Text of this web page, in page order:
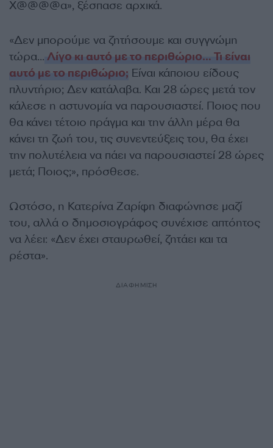
Χ@@@@α», ξέσπασε αρχικά.
«Δεν μπορούμε να ζητήσουμε και συγγνώμη
τώρα… Λίγο κι αυτό με το περιθώριο… Τι είναι
αυτό με το περιθώριο; Είναι κάποιου είδους
πλυντήριο; Δεν κατάλαβα. Και 28 ώρες μετά τον
κάλεσε η αστυνομία να παρουσιαστεί. Ποιος που
θα κάνει τέτοιο πράγμα και την άλλη μέρα θα
κάνει τη ζωή του, τις συνεντεύξεις του, θα έχει
την πολυτέλεια να πάει να παρουσιαστεί 28 ώρες
μετά; Ποιος;», πρόσθεσε.
Ωστόσο, η Κατερίνα Ζαρίφη διαφώνησε μαζί
του, αλλά ο δημοσιογράφος συνέχισε απτόητος
να λέει: «Δεν έχει σταυρωθεί, ζητάει και τα
ρέστα».
ΔΙΑΦΗΜΙΣΗ